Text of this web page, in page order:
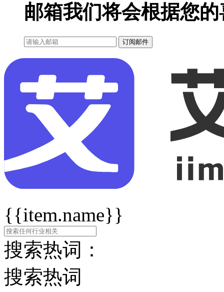
邮箱我们将会根据您
订阅邮件
{{item.name}}
搜索热词：
搜索热词